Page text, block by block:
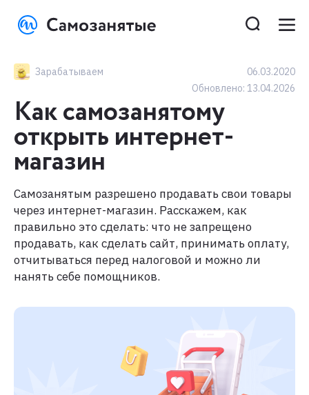
Зарабатываем
06.03.2020
Обновлено: 13.04.2026
Как самозанятому
открыть интернет-
магазин
Самозанятым разрешено продавать свои товары
через интернет-магазин. Расскажем, как
правильно это сделать: что не запрещено
продавать, как сделать сайт, принимать оплату,
отчитываться перед налоговой и можно ли
нанять себе помощников.